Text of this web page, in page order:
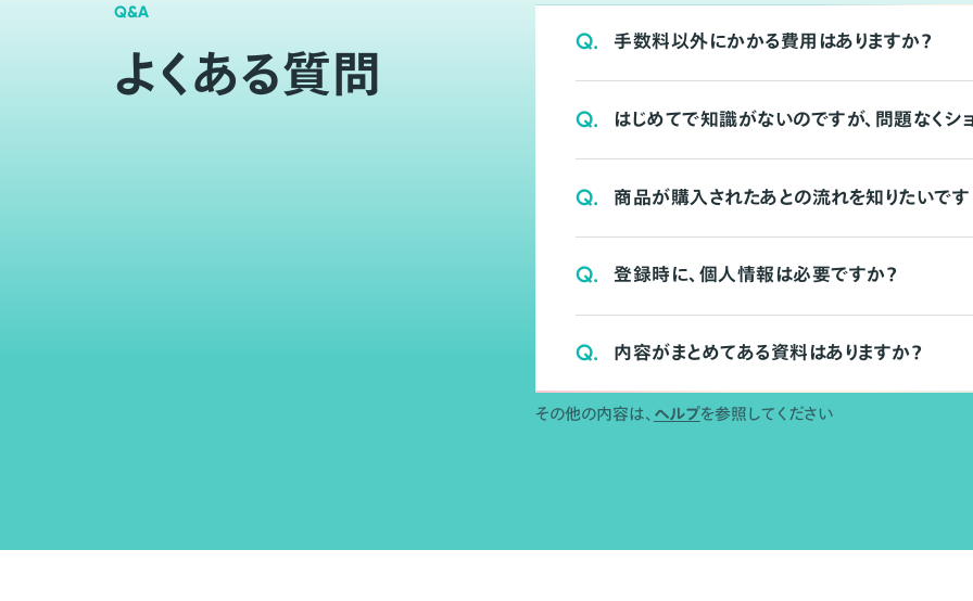
Q&A
よくある質問
Q. 手数料以外にかかる費用はありますか？
Q. はじめてで知識がないのですが、問題なくシ
Q. 商品が購入されたあとの流れを知りたいです
Q. 登録時に、個人情報は必要ですか？
Q. 内容がまとめてある資料はありますか？
その他の内容は、 ヘルプを参照してください